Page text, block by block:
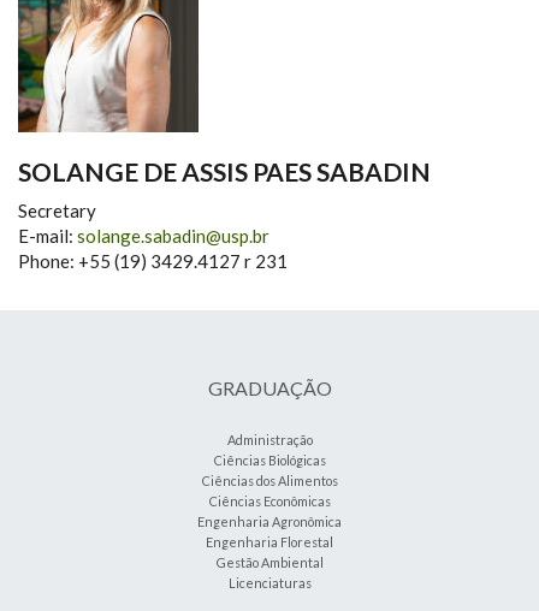
SOLANGE DE ASSIS PAES SABADIN
Secretary
E-mail: solange.sabadin@usp.br
Phone: +55 (19) 3429.4127 r 231
GRADUAÇÃO
Administração
Ciências Biológicas
Ciências dos Alimentos
Ciências Econômicas
Engenharia Agronômica
Engenharia Florestal
Gestão Ambiental
Licenciaturas